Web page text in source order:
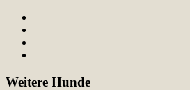
Weitere Hunde